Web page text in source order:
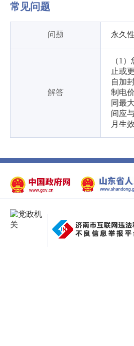
常见问题
问题 永久
解答
（1
止或
自加
制电
同最
间应
月生效